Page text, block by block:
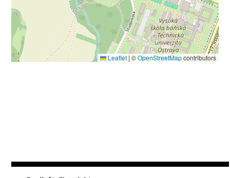
Leaflet | ©OpenStreetMapcontributors